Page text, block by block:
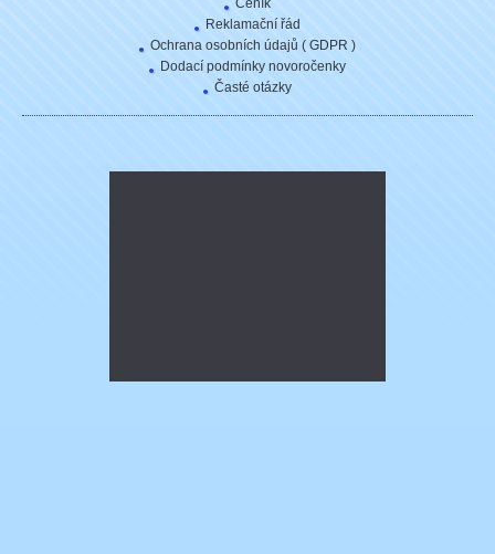
Ceník
Reklamační řád
Ochrana osobních údajů ( GDPR )
Dodací podmínky novoročenky
Časté otázky